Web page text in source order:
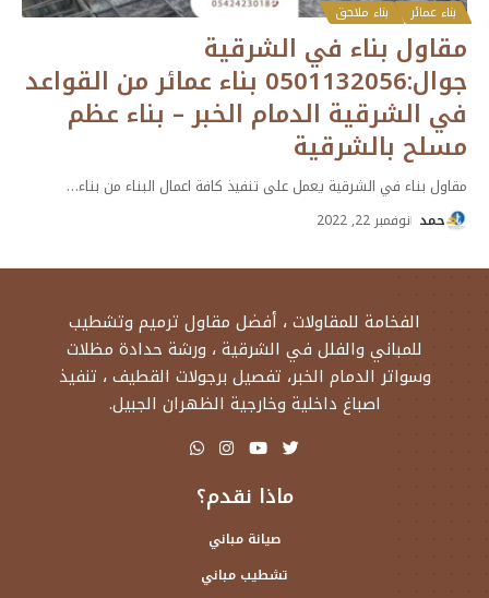
بناء عمائر بناء ملاحق
مقاول بناء في الشرقية
جوال:0501132056 بناء عمائر من القواعد
في الشرقية الدمام الخبر – بناء عظم
مسلح بالشرقية
مقاول بناء في الشرقية يعمل على تنفيذ كافة اعمال البناء من بناء…
حمد نوفمبر 22, 2022
الفخامة للمقاولات ، أفضل مقاول ترميم وتشطيب
للمباني والفلل في الشرقية ، ورشة حدادة مظلات
وسواتر الدمام الخبر، تفصيل برجولات القطيف ، تنفيذ
اصباغ داخلية وخارجية الظهران الجبيل.
ماذا نقدم؟
صيانة مباني
تشطيب مباني